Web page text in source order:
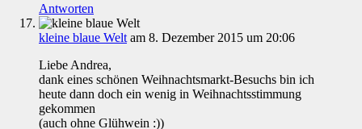
Antworten
kleine blaue Welt am 8. Dezember 2015 um 20:06
Liebe Andrea,
dank eines schönen Weihnachtsmarkt-Besuchs bin ich
heute dann doch ein wenig in Weihnachtsstimmung
gekommen
(auch ohne Glühwein :))